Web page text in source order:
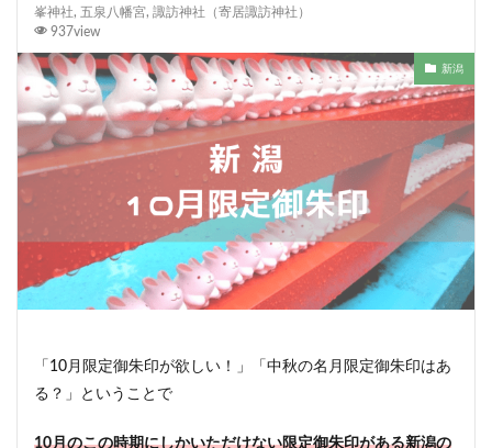
峯神社, 五泉八幡宮, 諏訪神社（寄居諏訪神社）
937view
新潟
「10月限定御朱印が欲しい！」「中秋の名月限定御朱印はあ
る？」ということで
10月のこの時期にしかいただけない限定御朱印がある新潟の